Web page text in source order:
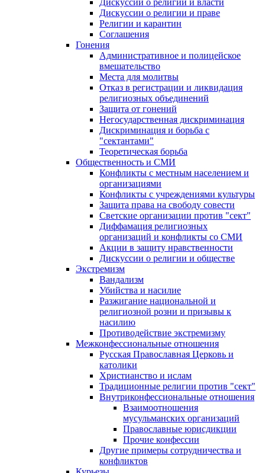
Дискуссии о религии и власти
Дискуссии о религии и праве
Религии и карантин
Соглашения
Гонения
Административное и полицейское
вмешательство
Места для молитвы
Отказ в регистрации и ликвидация
религиозных объединений
Защита от гонений
Негосударственная дискриминация
Дискриминация и борьба с
"сектантами"
Теоретическая борьба
Общественность и СМИ
Конфликты с местным населением и
организациями
Конфликты с учреждениями культуры
Защита права на свободу совести
Светские организации против "сект"
Диффамация религиозных
организаций и конфликты со СМИ
Акции в защиту нравственности
Дискуссии о религии и обществе
Экстремизм
Вандализм
Убийства и насилие
Разжигание национальной и
религиозной розни и призывы к
насилию
Противодействие экстремизму
Межконфессиональные отношения
Русская Православная Церковь и
католики
Христианство и ислам
Традиционные религии против "сект"
Внутриконфессиональные отношения
Взаимоотношения
мусульманских организаций
Православные юрисдикции
Прочие конфессии
Другие примеры сотрудничества и
конфликтов